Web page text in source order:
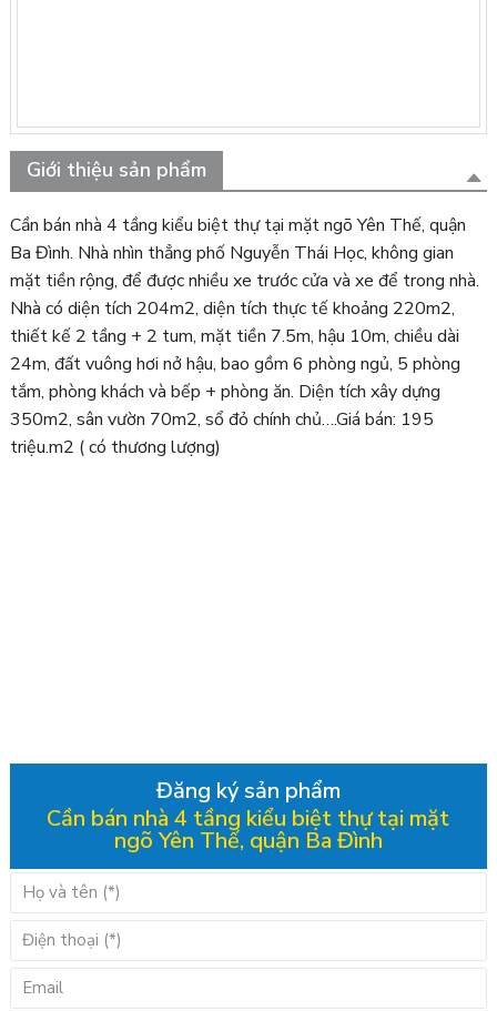
Giới thiệu sản phẩm
Cần bán nhà 4 tầng kiểu biệt thự tại mặt ngõ Yên Thế, quận
Ba Đình. Nhà nhìn thẳng phố Nguyễn Thái Học, không gian
mặt tiền rộng, để được nhiều xe trước cửa và xe để trong nhà.
Nhà có diện tích 204m2, diện tích thực tế khoảng 220m2,
thiết kế 2 tầng + 2 tum, mặt tiền 7.5m, hậu 10m, chiều dài
24m, đất vuông hơi nở hậu, bao gồm 6 phòng ngủ, 5 phòng
tắm, phòng khách và bếp + phòng ăn. Diện tích xây dựng
350m2, sân vườn 70m2, sổ đỏ chính chủ….Giá bán: 195
triệu.m2 ( có thương lượng)
Đăng ký sản phẩm
Cần bán nhà 4 tầng kiểu biệt thự tại mặt
ngõ Yên Thế, quận Ba Đình